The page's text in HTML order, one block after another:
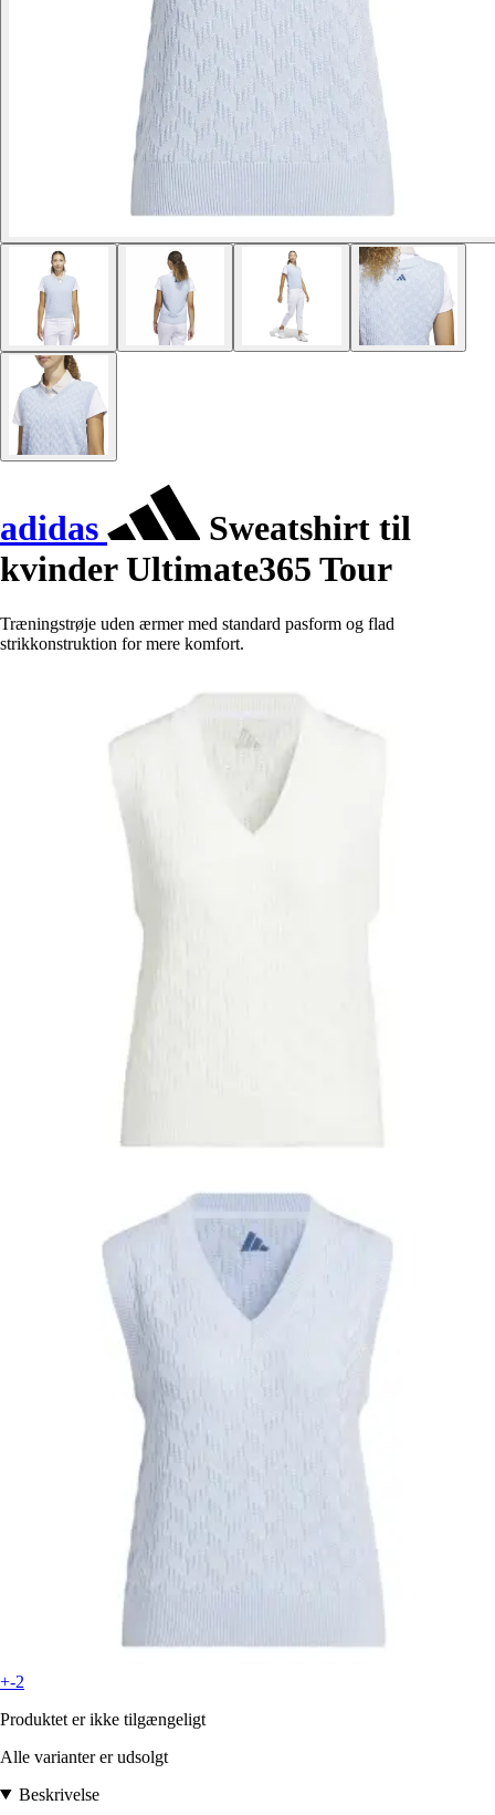
adidas
Sweatshirt til
kvinder Ultimate365 Tour
Træningstrøje uden ærmer med standard pasform og flad
strikkonstruktion for mere komfort.
+-2
Produktet er ikke tilgængeligt
Alle varianter er udsolgt
Beskrivelse